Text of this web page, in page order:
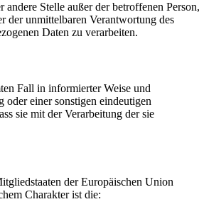
Stelle außer der betroffenen Person,
der unmittelbaren Verantwortung des
Daten zu verarbeiten.
Fall in informierter Weise und
einer sonstigen eindeutigen
sie mit der Verarbeitung der sie
der Europäischen Union
Charakter ist die: